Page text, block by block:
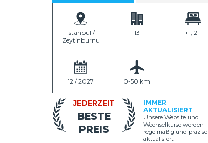
Istanbul /
Zeytinburnu
13 1+1, 2+1
12 / 2027 0-50 km
JEDERZEIT
BESTE
PREIS
IMMER
AKTUALISIERT
Unsere Website und
Wechselkurse werden
regelmäßig und präzise
aktualisiert.